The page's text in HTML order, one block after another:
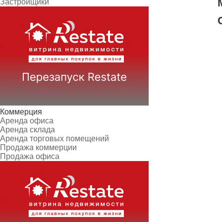
Застройщики
Коммерция
Аренда офиса
Аренда склада
Аренда торговых помещений
Продажа коммерции
Продажа офиса